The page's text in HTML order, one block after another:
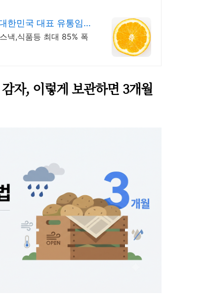
한민국 대표 유통임
낵,식품등 최대 85% 폭
자, 이렇게 보관하면 3개월